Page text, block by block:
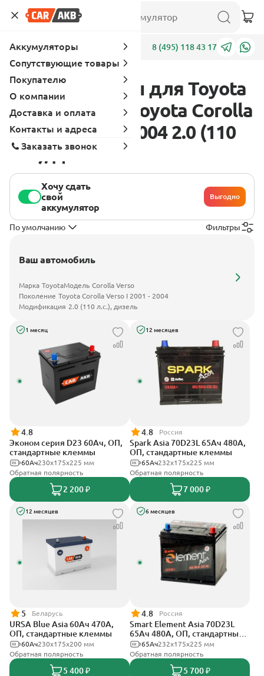
Адреса 8 (495) 118 43 17
Аккумуляторы для Toyota
Corolla Verso Toyota Corolla
Verso I 2001 - 2004 2.0 (110
л.с.), дизель
Хочу сдать
свой
аккумулятор
Выгодно
По умолчанию Фильтры
Ваш автомобиль
Марка ToyotaМодель Corolla Verso
Поколение Toyota Corolla Verso I 2001 - 2004
Модификация 2.0 (110 л.с.), дизель
1 месяц
4.8
Эконом серия D23 60Ач, ОП,
стандартные клеммы
230x175x225 мм
60Ач
Обратная полярность
2 200 ₽
12 месяцев
4.8 Россия
Spark Asia 70D23L 65Ач 480А,
ОП, стандартные клеммы
232x175x225 мм
65Ач
Обратная полярность
7 000 ₽
12 месяцев
5 Беларусь
URSA Blue Asia 60Ач 470А,
ОП, стандартные клеммы
230x175x200 мм
60Ач
Обратная полярность
5 400 ₽
6 месяцев
4.8 Россия
Smart Element Asia 70D23L
65Ач 480А, ОП, стандартные
клеммы232х175х225 мм
65Ач
Обратная полярность
5 700 ₽
Аккумуляторы
Сопутствующие товары
Покупателю
О компании
Доставка и оплата
Контакты и адреса
Заказать звонок